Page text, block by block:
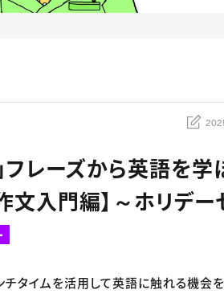
レーズから英語を学
文入門編】～ホリデ
チタイムを活用して英語に触れる機会